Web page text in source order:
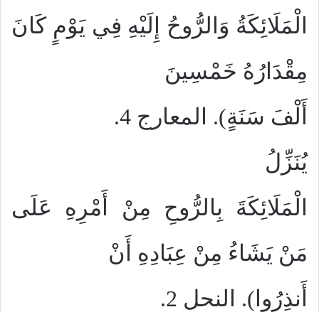
الْمَلَائِكَةُ وَالرُّوحُ إِلَيْهِ فِي يَوْمٍ كَانَ
مِقْدَارُهُ خَمْسِينَ
أَلْفَ سَنَةٍ). المعارج 4.
يُنَزِّلُ
الْمَلَائِكَةَ بِالرُّوحِ مِنْ أَمْرِهِ عَلَى
مَنْ يَشَاءُ مِنْ عِبَادِهِ أَنْ
أَنذِرُوا). النحل 2.